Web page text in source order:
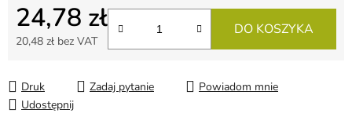
24,78 zł
20,48 zł bez VAT
DO KOSZYKA
Druk Zadaj pytanie
Powiadom mnie
Udostępnij